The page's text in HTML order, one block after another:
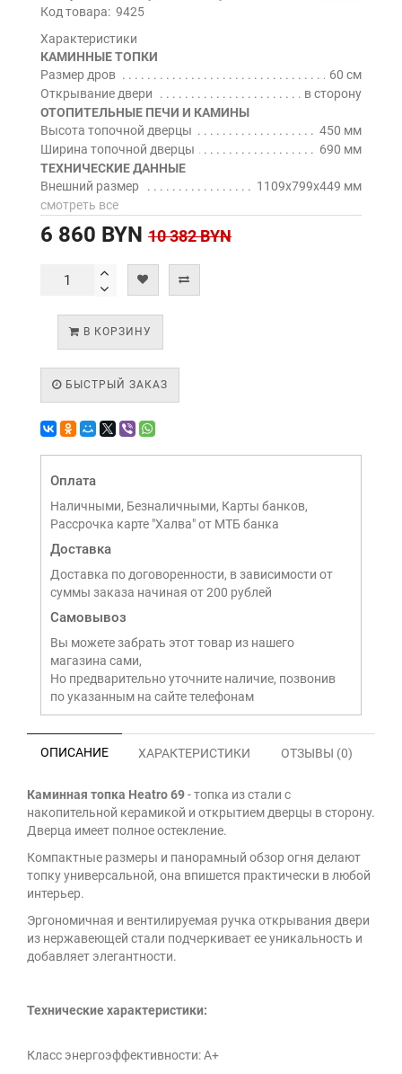
Код товара: 9425
Характеристики
КАМИННЫЕ ТОПКИ
Размер дров
60 см
Открывание двери
в сторону
ОТОПИТЕЛЬНЫЕ ПЕЧИ И КАМИНЫ
Высота топочной дверцы
450 мм
Ширина топочной дверцы
690 мм
ТЕХНИЧЕСКИЕ ДАННЫЕ
Внешний размер
1109x799x449 мм
смотреть все
6 860 BYN 10 382 BYN
В КОРЗИНУ
БЫСТРЫЙ ЗАКАЗ
Оплата
Наличными, Безналичными, Карты банков,
Рассрочка карте "Халва" от МТБ банка
Доставка
Доставка по договоренности, в зависимости от
суммы заказа начиная от 200 рублей
Самовывоз
Вы можете забрать этот товар из нашего
магазина сами,
Но предварительно уточните наличие, позвонив
по указанным на сайте телефонам
ОПИСАНИЕ ХАРАКТЕРИСТИКИ ОТЗЫВЫ (0)
Каминная топка Heatro 69- топка из стали с
накопительной керамикой и открытием дверцы в сторону.
Дверца имеет полное остекление.
Компактные размеры и панорамный обзор огня делают
топку универсальной, она впишется практически в любой
интерьер.
Эргономичная и вентилируемая ручка открывания двери
из нержавеющей стали подчеркивает ее уникальность и
добавляет элегантности.
Технические характеристики:
Класс энергоэффективности: А+